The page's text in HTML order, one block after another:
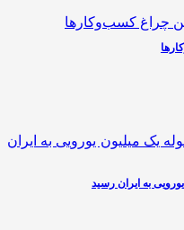
به ایران رسید